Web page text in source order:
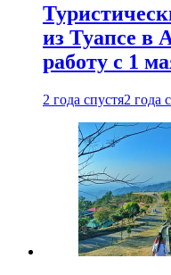
из Туапсе в
работу с 1
2 года спустя2 года